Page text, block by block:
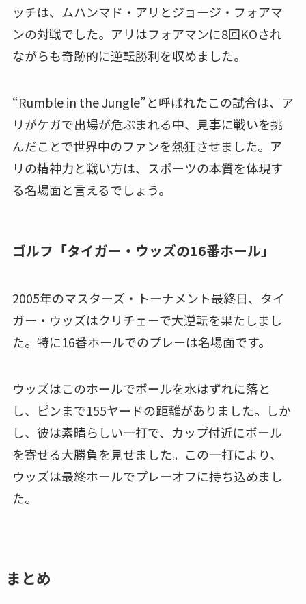
ッチは、ムハンマド・アリとジョージ・フォアマ
ンの対戦でした。アリはフォアマンに8回KOされ
ながらも奇跡的に逆転勝利を収めました。
“Rumble in the Jungle”と呼ばれたこの試合は、ア
リがケガで出場が危ぶまれる中、見事に戦いを挑
んだことで世界中のファンを熱狂させました。ア
リの精神力と戦い方は、スポーツの本質を体現す
る名場面と言えるでしょう。
ゴルフ「タイガー・ウッズの16番ホール」
2005年のマスターズ・トーナメント最終日、タイ
ガー・ウッズはクリチェーで大逆転を果たしまし
た。特に16番ホールでのプレーは名場面です。
ウッズはこのホールでボールを水はずれに落と
し、ピンまで155ヤードの距離がありました。しか
し、彼は素晴らしい一打で、カップ付近にボール
を寄せる大勝負を見せました。この一打により、
ウッズは最終ホールでプレーオフに持ち込めまし
た。
まとめ